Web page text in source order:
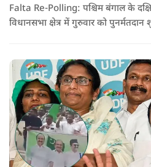
Falta Re-Polling: पश्चिम बंगाल के
विधानसभा क्षेत्र में गुरुवार को